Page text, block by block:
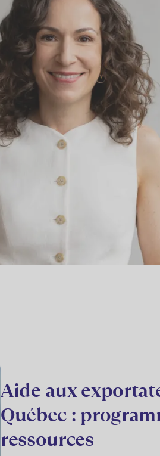
Aide aux
Québec :
ressources